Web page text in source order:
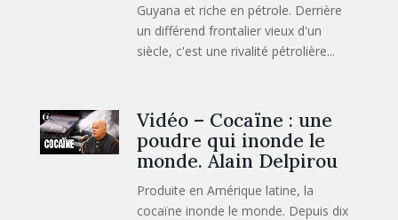
Guyana et riche en pétrole. Derrière
un différend frontalier vieux d'un
siècle, c'est une rivalité pétrolière...
Vidéo – Cocaïne : une
poudre qui inonde le
monde. Alain Delpirou
Produite en Amérique latine, la
cocaïne inonde le monde. Depuis dix